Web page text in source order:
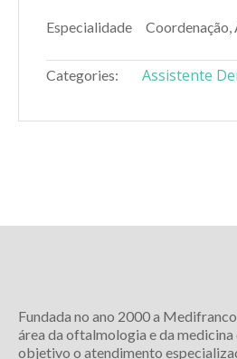
Especialidade
Coordenação,
Categories:
Assistente
Fundada no ano 2000 a
área da oftalmologia e da
objetivo o atendimento